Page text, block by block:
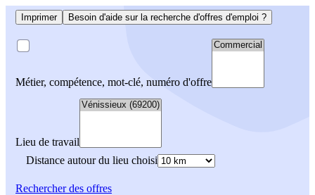
Imprimer Besoin d'aide sur la recherche d'offres d'emploi ?
Métier, compétence, mot-clé, numéro d'offre
Lieu de travail
Distance autour du lieu choisi
Rechercherdes offres